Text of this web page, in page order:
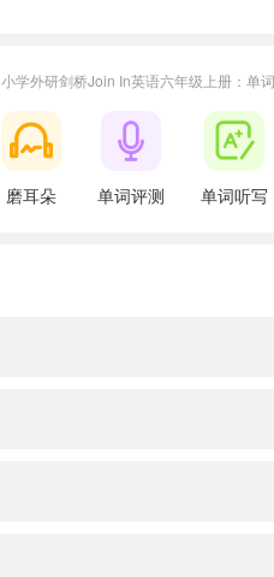
小学外研剑桥Join In英语六年级上册：单
磨耳朵 单词评测 单词听写